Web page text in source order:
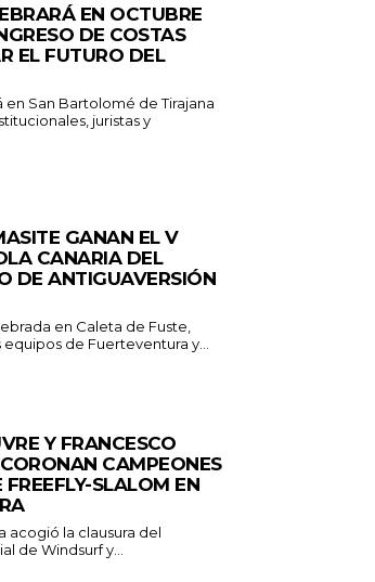
EN OCTUBRE
DE COSTAS
EL FUTURO DEL
en San Bartolomé de Tirajana
juristas y
GANAN EL V
CANARIA DEL
DE ANTIGUAVERSIÓN
en Caleta de Fuste,
de Fuerteventura y...
Y FRANCESCO
CAMPEONES
SLALOM EN
acogió la clausura del
de Windsurf y...